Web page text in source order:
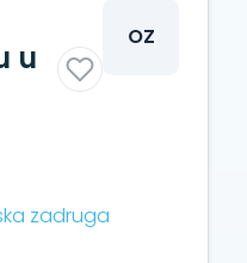
u
OZ
zadruga